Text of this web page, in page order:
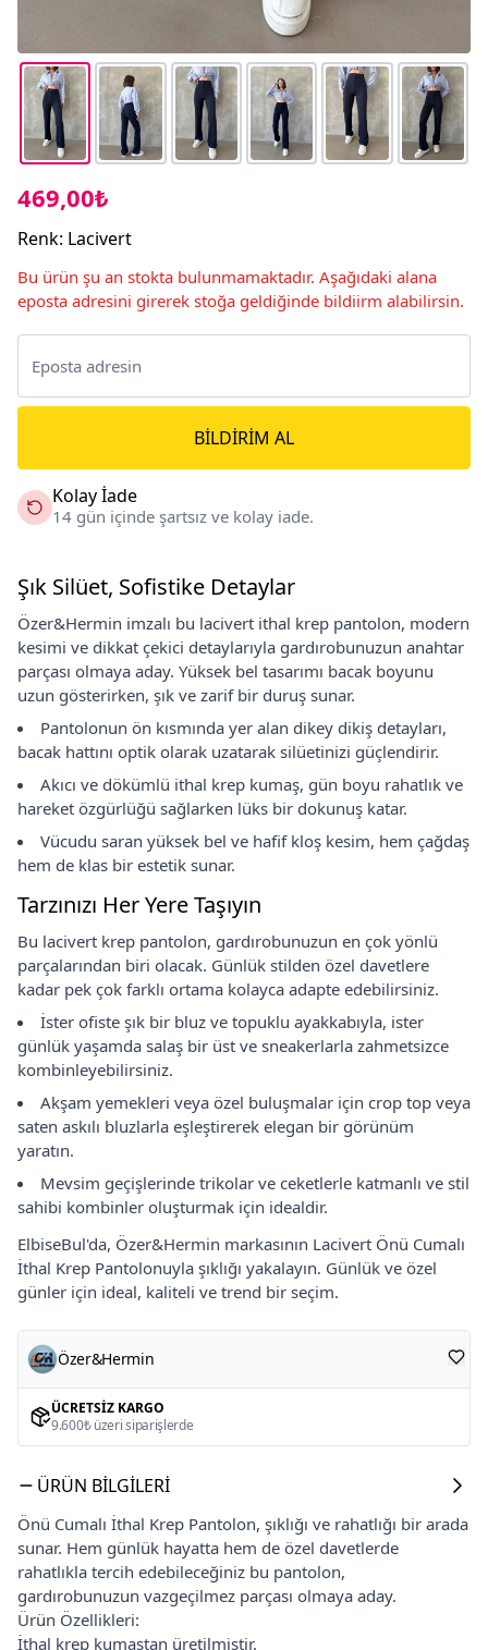
469,00₺
Renk: Lacivert
Bu ürün şu an stokta bulunmamaktadır. Aşağıdaki alana
eposta adresini girerek stoğa geldiğinde bildiirm alabilirsin.
BILDIRIM AL
Kolay İade
14 gün içinde şartsız ve kolay iade.
Şık Silüet, Sofistike Detaylar
Özer&Hermin imzalı bu lacivert ithal krep pantolon, modern
kesimi ve dikkat çekici detaylarıyla gardırobunuzun anahtar
parçası olmaya aday. Yüksek bel tasarımı bacak boyunu
uzun gösterirken, şık ve zarif bir duruş sunar.
Pantolonun ön kısmında yer alan dikey dikiş detayları,
bacak hattını optik olarak uzatarak silüetinizi güçlendirir.
Akıcı ve dökümlü ithal krep kumaş, gün boyu rahatlık ve
hareket özgürlüğü sağlarken lüks bir dokunuş katar.
Vücudu saran yüksek bel ve hafif kloş kesim, hem çağdaş
hem de klas bir estetik sunar.
Tarzınızı Her Yere Taşıyın
Bu lacivert krep pantolon, gardırobunuzun en çok yönlü
parçalarından biri olacak. Günlük stilden özel davetlere
kadar pek çok farklı ortama kolayca adapte edebilirsiniz.
İster ofiste şık bir bluz ve topuklu ayakkabıyla, ister
günlük yaşamda salaş bir üst ve sneakerlarla zahmetsizce
kombinleyebilirsiniz.
Akşam yemekleri veya özel buluşmalar için crop top veya
saten askılı bluzlarla eşleştirerek elegan bir görünüm
yaratın.
Mevsim geçişlerinde trikolar ve ceketlerle katmanlı ve stil
sahibi kombinler oluşturmak için idealdir.
ElbiseBul'da, Özer&Hermin markasının Lacivert Önü Cumalı
İthal Krep Pantolonuyla şıklığı yakalayın. Günlük ve özel
günler için ideal, kaliteli ve trend bir seçim.
Özer&Hermin
ÜCRETSIZ KARGO
9.600₺ üzeri siparişlerde
ÜRÜN BILGILERI
Önü Cumalı İthal Krep Pantolon, şıklığı ve rahatlığı bir arada
sunar. Hem günlük hayatta hem de özel davetlerde
rahatlıkla tercih edebileceğiniz bu pantolon,
gardırobunuzun vazgeçilmez parçası olmaya aday.
Ürün Özellikleri:
İthal krep kumaştan üretilmiştir.